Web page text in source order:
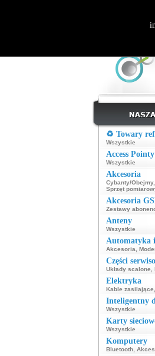
ALLNET.PL
♻️ Towary
Wszystkie
Access Pointy
Wszystkie
Akcesoria
Cybanty/Obejmy,
Sprzęt
Akcesoria
Zestawy
Anteny
Wszystkie
Automatyka i
Akcesoria
Części
Układy scalone
Elektryka
Kable zasilające
Inteligentny
Wszystkie
Karty
Wszystkie
Komputery
Bluetooth,